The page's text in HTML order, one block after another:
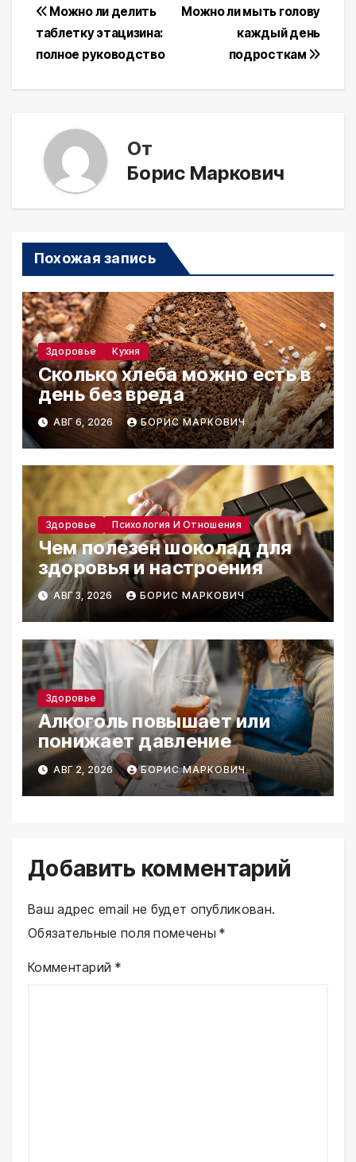
Навигация
по
записям
Можно ли мыть голову
каждый день
подросткам
Можно ли делить
таблетку этацизина:
полное руководство
От
Борис Маркович
Похожая запись
Здоровье Кухня
Сколько хлеба можно есть в
день без вреда
АВГ 6, 2026 БОРИС МАРКОВИЧ
Здоровье Психология И Отношения
Чем полезен шоколад для
здоровья и настроения
АВГ 3, 2026 БОРИС МАРКОВИЧ
Здоровье
Алкоголь повышает или
понижает давление
АВГ 2, 2026 БОРИС МАРКОВИЧ
Добавить комментарий
Ваш адрес email не будет опубликован.
Обязательные поля помечены*
Комментарий *